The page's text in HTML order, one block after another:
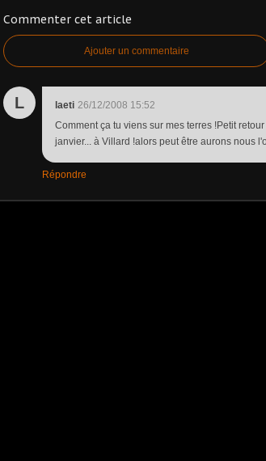
Commenter cet article
Ajouter un commentaire
L laeti 26/12/2008 15:52
Comment ça tu viens sur mes terres !Petit
janvier... à Villard !alors peut être aurons nous
Répondre